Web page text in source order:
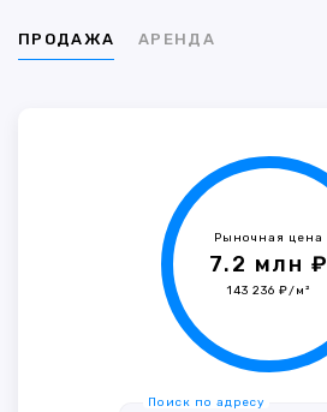
ПРОДАЖА АРЕНДА
Рыночная цена
7.2 млн ₽
143 236 ₽/м²
Поиск по адресу